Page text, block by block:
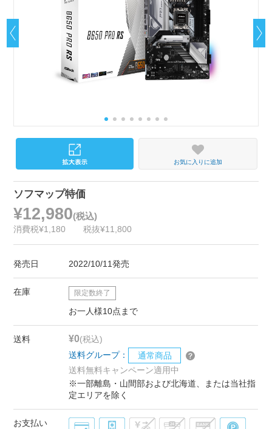
お気に入りに追加
ソフマップ特価
¥12,980(税込)
消費税¥1,180 税抜¥11,800
発売日 2022/10/11発売
在庫 限定数終了
お一人様10点まで
送料 ¥0(税込)
送料グループ：
通常商品
送料無料キャンペーン適用中
※一部離島・山間部および北海道、または当社指
定エリアを除く
お支払い